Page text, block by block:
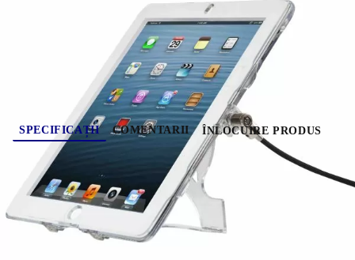
Evaluează
SPECIFICAȚII COMENTARII ÎNLOCUIRE PRODUS
Memorie RAM: 2GB
Mărime Hard Disk (GB):
160